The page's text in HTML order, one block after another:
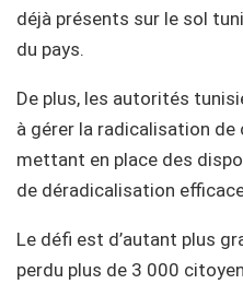
déjà présents sur le sol
du pays.
De plus, les autorités
à gérer la radicalisation de
mettant en place des
de déradicalisation
Le défi est d’autant plus
perdu plus de 3 000